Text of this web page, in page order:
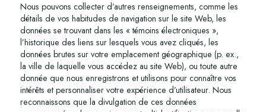
Nous pouvons collecter d’autres renseignements, comme les
détails de vos habitudes de navigation sur le site Web, les
données se trouvant dans les « témoins électroniques »,
l’historique des liens sur lesquels vous avez cliqués, les
données brutes sur votre emplacement géographique (p. ex.,
la ville de laquelle vous accédez au site Web), ou toute autre
donnée que nous enregistrons et utilisons pour connaître vos
intérêts et personnaliser votre expérience d’utilisateur. Nous
reconnaissons que la divulgation de ces données